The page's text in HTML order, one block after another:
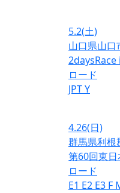
5.2(土)
山口県山口
2daysRace
ロード
JPTY
4.26(日)
群馬県利根
第60回東
ロード
E1 E2 E3 F